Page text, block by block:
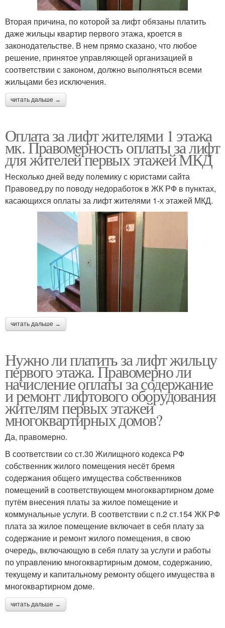
Вторая причина, по которой за лифт обязаны платить
даже жильцы квартир первого этажа, кроется в
законодательстве. В нем прямо сказано, что любое
решение, принятое управляющей организацией в
соответствии с законом, должно выполняться всеми
жильцами без исключения.
читать дальше →
Оплата за лифт жителями 1 этажа
мк. Правомерность оплаты за лифт
для жителей первых этажей МКД
Несколько дней веду полемику с юристами сайта
Правовед.ру по поводу недоработок в ЖК РФ в пунктах,
касающихся оплаты за лифт жителями 1-х этажей МКД.
читать дальше →
Нужно ли платить за лифт жильцу
первого этажа. Правомерно ли
начисление оплаты за содержание
и ремонт лифтового оборудования
жителям первых этажей
многоквартирных домов?
Да, правомерно.
В соответствии со ст.30 Жилищного кодекса РФ
собственник жилого помещения несёт бремя
содержания общего имущества собственников
помещений в соответствующем многоквартирном доме
путём внесения платы за жилое помещение и
коммунальные услуги. В соответствии с п.2 ст.154 ЖК РФ
плата за жилое помещение включает в себя плату за
содержание и ремонт жилого помещения, в свою
очередь, включающую в себя плату за услуги и работы
по управлению многоквартирным домом, содержанию,
текущему и капитальному ремонту общего имущества в
многоквартирном доме.
читать дальше →